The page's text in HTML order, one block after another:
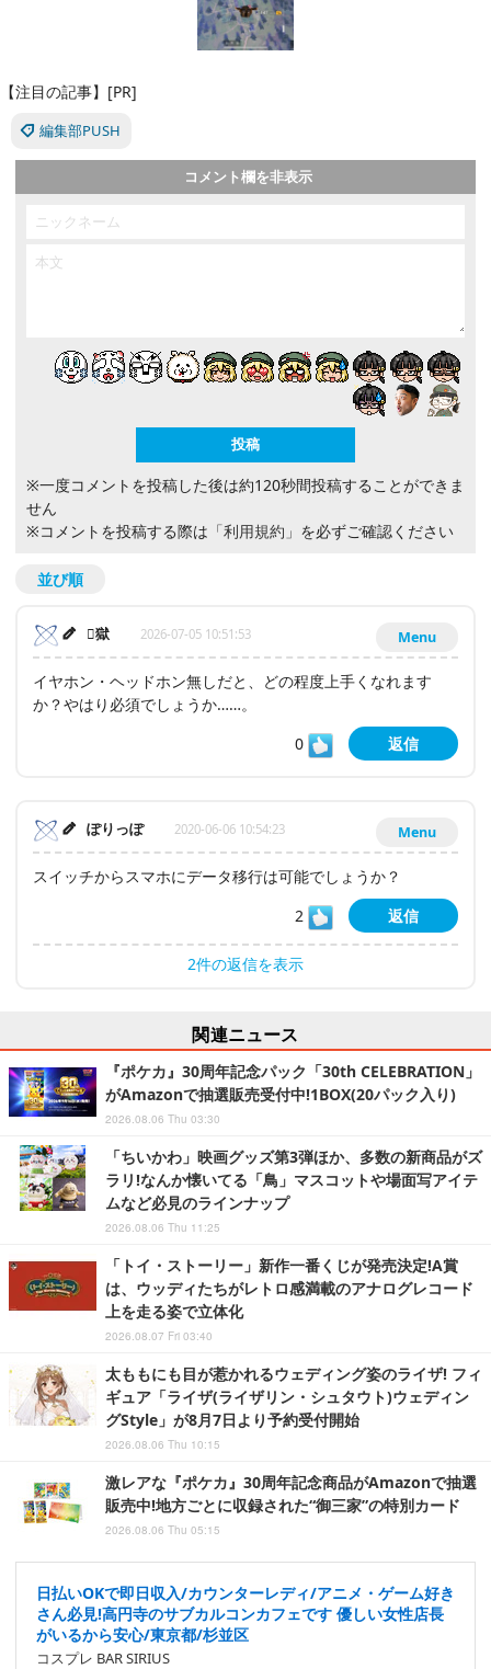
【注目の記事】[PR]
編集部PUSH
コメント欄を非表示
※一度コメントを投稿した後は約120秒間投稿することができま
せん
※コメントを投稿する際は 「利用規約」 を必ずご確認ください
並び順
Menu
獄 2026-07-05 10:51:53
イヤホン・ヘッドホン無しだと、どの程度上手くなれます
か？やはり必須でしょうか……。
0
返信
Menu
ぽりっぽ 2020-06-06 10:54:23
スイッチからスマホにデータ移行は可能でしょうか？
2
返信
2件の返信を表示
関連ニュース
『ポケカ』30周年記念パック「30th CELEBRATION」
がAmazonで抽選販売受付中!1BOX(20パック入り)
2026.08.06 Thu 03:30
「ちいかわ」映画グッズ第3弾ほか、多数の新商品がズ
ラリ!なんか懐いてる「鳥」マスコットや場面写アイテ
ムなど必見のラインナップ
2026.08.06 Thu 11:25
「トイ・ストーリー」新作一番くじが発売決定!A賞
は、ウッディたちがレトロ感満載のアナログレコード
上を走る姿で立体化
2026.08.07 Fri 03:40
太ももにも目が惹かれるウェディング姿のライザ! フィ
ギュア「ライザ(ライザリン・シュタウト)ウェディン
グStyle」が8月7日より予約受付開始
2026.08.06 Thu 10:15
激レアな『ポケカ』30周年記念商品がAmazonで抽選
販売中!地方ごとに収録された“御三家”の特別カード
2026.08.06 Thu 05:15
日払いOKで即日収入/カウンターレディ/アニメ・ゲーム好き
さん必見!高円寺のサブカルコンカフェです 優しい女性店長
がいるから安心/東京都/杉並区
コスプレ BAR SIRIUS